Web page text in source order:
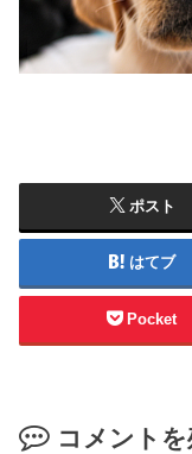
ポスト
はてブ
Pocket
コメント